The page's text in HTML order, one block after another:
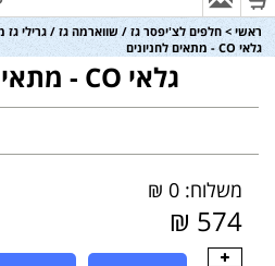
ראשי > חלפים לצ'יפסר גז / שווארמה גז / גרילי גז
גלאי CO - מתאים לחניונים
גלאי CO - מתאים לחניונים
משלוח: 0 ₪
574 ₪